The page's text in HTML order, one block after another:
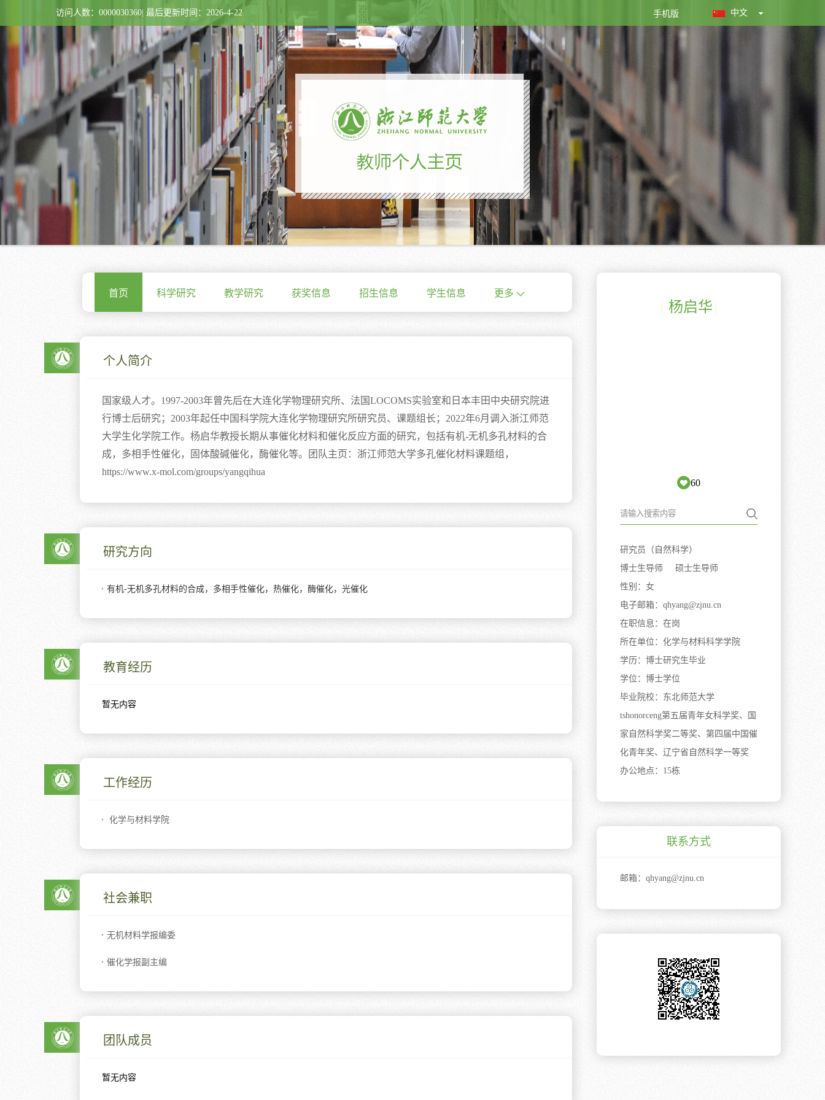
访问人数： 0000030360 最后更新时间： 2026-4-22 手机版 中文
首页 科学研究 教学研究 获奖信息 招生信息 学生信息 更多
个人简介
国家级人才。 1997-2003年曾先后在大连化学物理研究所、法国LOCOMS实验室和日本丰田中央研究院进
行博士后研究； 2003年起任中国科学院大连化学物理研究所研究员、课题组长； 2022年6月调入浙江师范
大学生化学院工作。杨启华教授长期从事催化材料和催化反应方面的研究，包括有机-无机多孔材料的合
成，多相手性催化，固体酸碱催化，酶催化等。团队主页：浙江师范大学多孔催化材料课题组，
https://www.x-mol.com/groups/yangqihua
研究方向
有机-无机多孔材料的合成，多相手性催化，热催化，酶催化，光催化
教育经历
暂无内容
工作经历
化学与材料学院
社会兼职
无机材料学报编委
催化学报副主编
团队成员
暂无内容
[ 杨启华]
60
研究员（自然科学）
博士生导师 硕士生导师
性别： 女
电子邮箱： qhyang@zjnu.cn
在职信息： 在岗
所在单位： 化学与材料科学学院
学历： 博士研究生毕业
学位： 博士学位
毕业院校： 东北师范大学
tshonorceng第五届青年女科学奖、国
家自然科学奖二等奖、第四届中国催
化青年奖、辽宁省自然科学一等奖
办公地点： 15栋
联系方式
邮箱： qhyang@zjnu.cn